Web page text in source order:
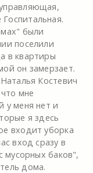
были
поселили
в квартиры
он замерзает.
Костевич
мне
у меня нет и
я здесь
входит уборка
вход сразу в
мусорных баков",
дома.